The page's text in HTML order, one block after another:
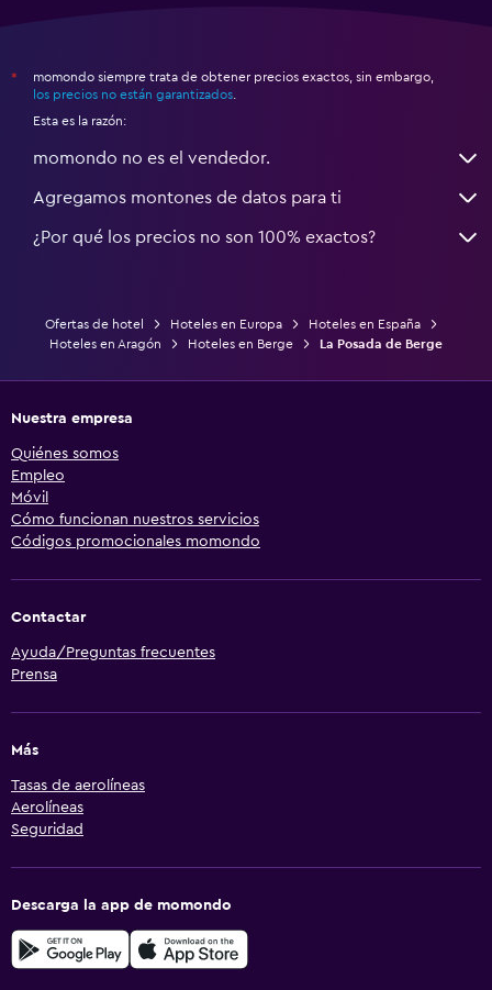
*
momondo siempre trata de obtener precios exactos, sin embargo,
los precios no están garantizados
Esta es la razón:
momondo no es el vendedor.
Agregamos montones de datos para ti
¿Por qué los precios no son 100% exactos?
Ofertas de hotel Hoteles en Europa
Hoteles en España
Hoteles en Aragón
Hoteles en Berge La Posada de Berge
Nuestra empresa
Quiénes somos
Empleo
Móvil
Cómo funcionan nuestros servicios
Códigos promocionales momondo
Contactar
Ayuda/Preguntas frecuentes
Prensa
Más
Tasas de aerolíneas
Aerolíneas
Seguridad
Descarga la app de momondo